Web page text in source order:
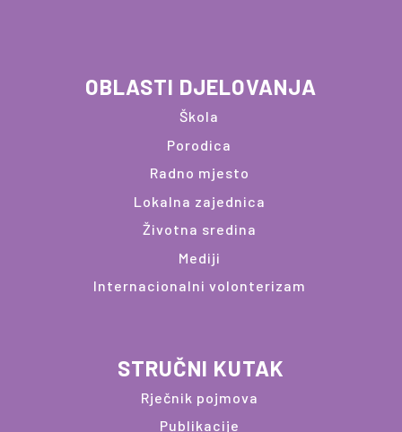
OBLASTI DJELOVANJA
Škola
Porodica
Radno mjesto
Lokalna zajednica
Životna sredina
Mediji
Internacionalni volonterizam
STRUČNI KUTAK
Rječnik pojmova
Publikacije